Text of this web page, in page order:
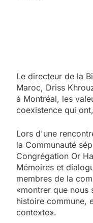
Le directeur de la
Maroc, Driss
à Montréal, les
coexistence qui
Lors d'une
la Communauté
Congrégation Or
Mémoires et
membres de la
«montrer que nous
histoire commune,
contexte».